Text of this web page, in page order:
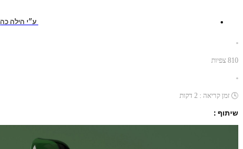
ע״י הילה
•
810 צפיות
•
🕓 זמן קריאה : 2 דקות
שיתוף :